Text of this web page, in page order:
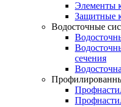
Элементы
Защитные
Водосточные
сечения